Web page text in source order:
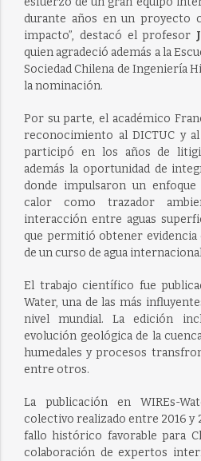
durante años en un proyecto
impacto”, destacó el profesor
quien agradeció además a la
Sociedad Chilena de Ingeniería
la nominación.
Por su parte, el académico
reconocimiento al DICTUC y
participó en los años de
además la oportunidad de
donde impulsaron un
calor como trazador
interacción entre aguas
que permitió obtener evidencia
de un curso de agua
El trabajo científico fue
Water, una de las más
nivel mundial. La edición
evolución geológica de la
humedales y procesos
entre otros.
La publicación en WIREs-
colectivo realizado entre 2016 y
fallo histórico favorable para
colaboración de expertos